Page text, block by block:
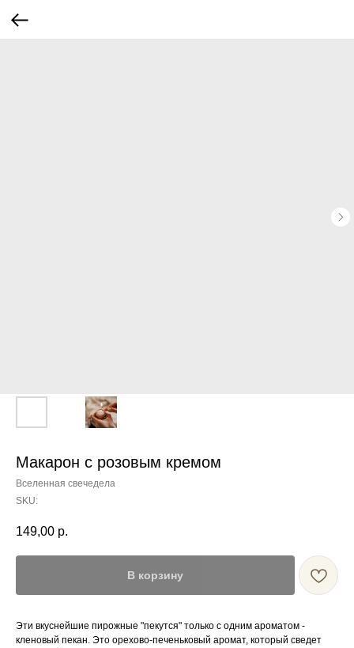
Макарон с розовым кремом
Вселенная свечедела
SKU:
149,00 р.
В корзину
Эти вкуснейшие пирожные "пекутся" только с одним ароматом -
кленовый пекан. Это орехово-печеньковый аромат, который сведет